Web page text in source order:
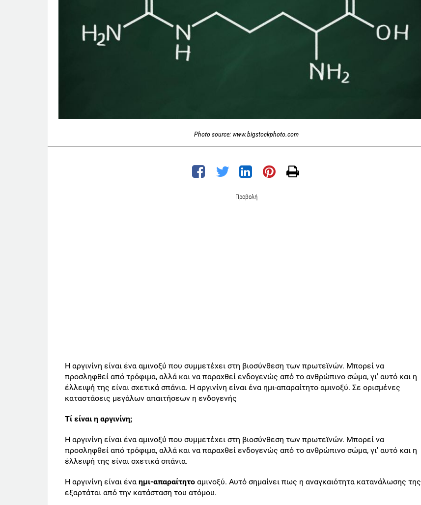
Photo source: www.bigstockphoto.com
Προβολή
Η αργινίνη είναι ένα αμινοξύ που συμμετέχει στη βιοσύνθεση των πρωτεϊνών. Μπορεί να
προσληφθεί από τρόφιμα, αλλά και να παραχθεί ενδογενώς από το ανθρώπινο σώμα, γι' αυτό και η
έλλειψή της είναι σχετικά σπάνια. Η αργινίνη είναι ένα ημι-απαραίτητο αμινοξύ. Σε ορισμένες
καταστάσεις μεγάλων απαιτήσεων η ενδογενής
Τί είναι η αργινίνη;
Η αργινίνη είναι ένα αμινοξύ που συμμετέχει στη βιοσύνθεση των πρωτεϊνών. Μπορεί να
προσληφθεί από τρόφιμα, αλλά και να παραχθεί ενδογενώς από το ανθρώπινο σώμα, γι' αυτό και η
έλλειψή της είναι σχετικά σπάνια.
Η αργινίνη είναι ένα ημι-απαραίτητο αμινοξύ. Αυτό σημαίνει πως η αναγκαιότητα κατανάλωσης της
εξαρτάται από την κατάσταση του ατόμου.